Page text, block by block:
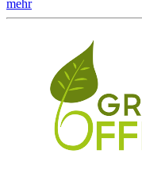
mehr